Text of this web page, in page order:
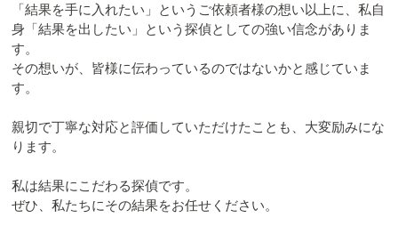
「結果を手に入れたい」というご依頼者様の想い以上に、私自
身「結果を出したい」という探偵としての強い信念がありま
す。
その想いが、皆様に伝わっているのではないかと感じていま
す。
親切で丁寧な対応と評価していただけたことも、大変励みにな
ります。
私は結果にこだわる探偵です。
ぜひ、私たちにその結果をお任せください。